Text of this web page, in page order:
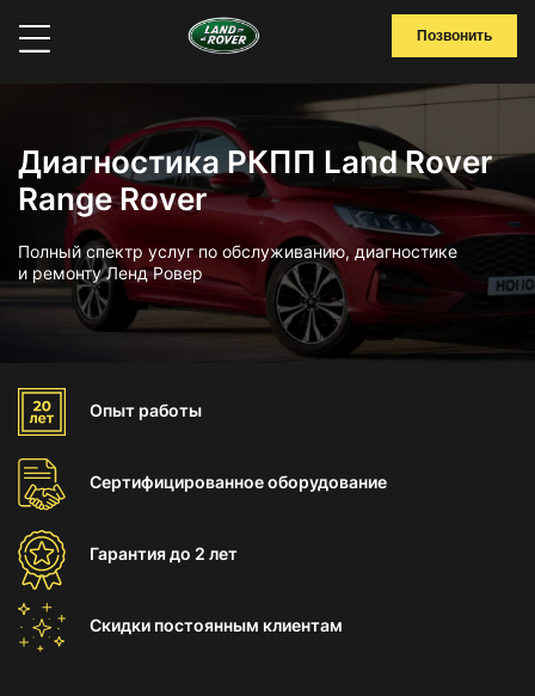
Позвонить
Диагностика РКПП Land Rover
Range Rover
Полный спектр услуг по обслуживанию, диагностике
и ремонту Ленд Ровер
Опыт работы
Сертифицированноеоборудование
Гарантиядо 2 лет
Скидки постоянным клиентам